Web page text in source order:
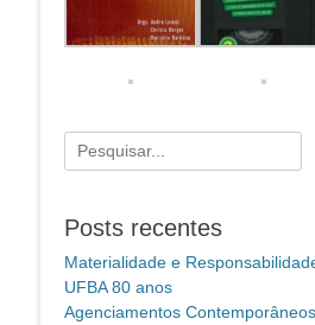
Pesquisar
por:
Posts recentes
Materialidade e
UFBA 80 anos
Agenciamentos Contemporâneos